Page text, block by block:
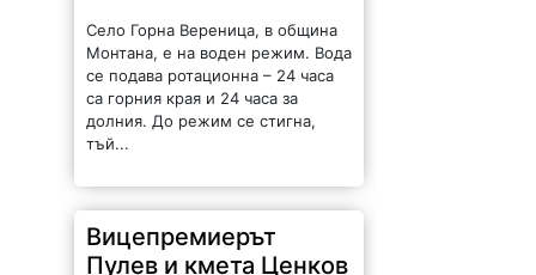
Село Горна Вереница, в община
Монтана, е на воден режим. Вода
се подава ротационна – 24 часа
са горния края и 24 часа за
долния. До режим се стигна,
тъй...
Вицепремиерът
Пулев и кмета Ценков